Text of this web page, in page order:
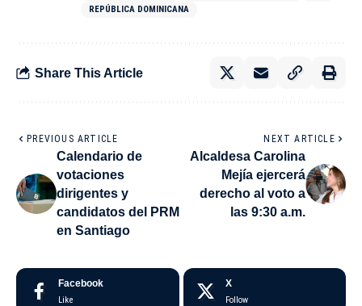
REPÚBLICA DOMINICANA
Share This Article
PREVIOUS ARTICLE
Calendario de
votaciones
dirigentes y
candidatos del PRM
en Santiago
NEXT ARTICLE
Alcaldesa Carolina
Mejía ejercerá
derecho al voto a
las 9:30 a.m.
Facebook
Like
X
Follow